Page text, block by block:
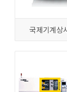
국제기계상